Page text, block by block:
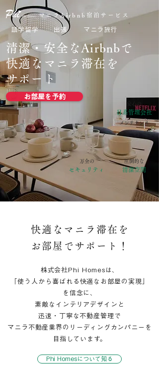
マニラAirbnb宿泊サービス
語学留学 出張 マニラ旅行
清潔・安全なAirbnbで
快適なマニラ滞在を
サポート
お部屋を予約
メンテナンス
​安心の
​日系管理会社
​万全の
セキュリティ
圧倒的な
清潔空間
快適なマニラ滞在を
お部屋でサポート！
株式会社Phi Homesは、
「使う人から喜ばれる 快適なお部屋の実現」
を信念に、
素敵なインテリアデザインと
迅速・丁寧な不動産管理で
​マニラ不動産業界のリーディングカンパニーを
目指しています。​
Phi Homesについて知る